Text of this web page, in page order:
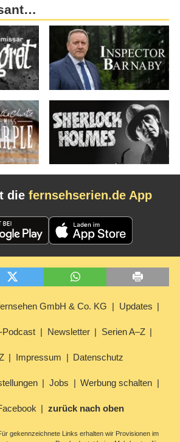
die fernsehserien.de App
GmbH & Co. KG Updates
Podcast Newsletter Serien A–Z
Impressum Datenschutz
Jobs Werbung schalten
zurück nach oben
gekennzeichnete Links erhalten wir Provisionen im